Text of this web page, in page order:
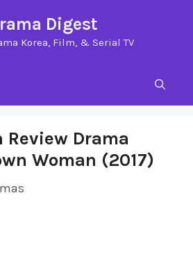
Digest
Korea, Film, & Serial TV
Drama
Woman (2017)